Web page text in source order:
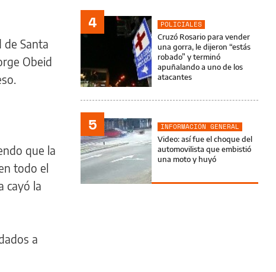
de Santa
Obeid
que la
todo el
cayó la
a
4
POLICIALES
Cruzó Rosario para vender
una gorra, le dijeron “estás
robado” y terminó
apuñalando a uno de los
atacantes
5
INFORMACIÓN GENERAL
Video: así fue el choque del
automovilista que embistió
una moto y huyó